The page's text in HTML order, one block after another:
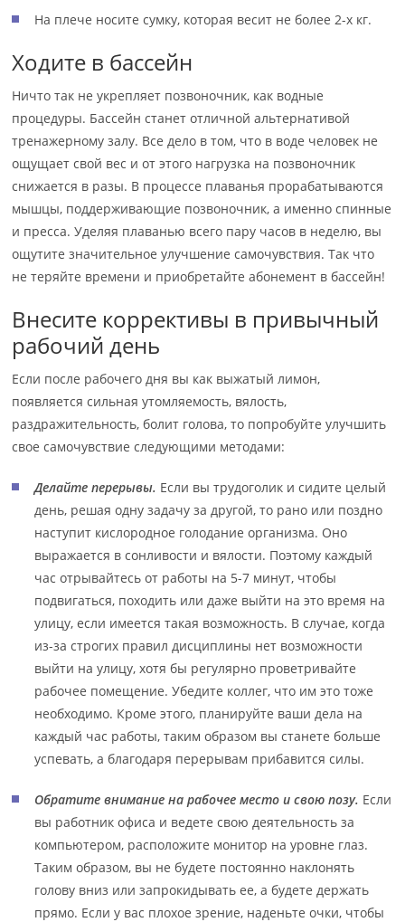
На плече носите сумку, которая весит не более 2-х кг.
Ходите в бассейн
Ничто так не укрепляет позвоночник, как водные
процедуры. Бассейн станет отличной альтернативой
тренажерному залу. Все дело в том, что в воде человек не
ощущает свой вес и от этого нагрузка на позвоночник
снижается в разы. В процессе плаванья прорабатываются
мышцы, поддерживающие позвоночник, а именно спинные
и пресса. Уделяя плаванью всего пару часов в неделю, вы
ощутите значительное улучшение самочувствия. Так что
не теряйте времени и приобретайте абонемент в бассейн!
Внесите коррективы в привычный
рабочий день
Если после рабочего дня вы как выжатый лимон,
появляется сильная утомляемость, вялость,
раздражительность, болит голова, то попробуйте улучшить
свое самочувствие следующими методами:
Делайте перерывы. Если вы трудоголик и сидите целый
день, решая одну задачу за другой, то рано или поздно
наступит кислородное голодание организма. Оно
выражается в сонливости и вялости. Поэтому каждый
час отрывайтесь от работы на 5-7 минут, чтобы
подвигаться, походить или даже выйти на это время на
улицу, если имеется такая возможность. В случае, когда
из-за строгих правил дисциплины нет возможности
выйти на улицу, хотя бы регулярно проветривайте
рабочее помещение. Убедите коллег, что им это тоже
необходимо. Кроме этого, планируйте ваши дела на
каждый час работы, таким образом вы станете больше
успевать, а благодаря перерывам прибавится силы.
Обратите внимание на рабочее место и свою позу. Если
вы работник офиса и ведете свою деятельность за
компьютером, расположите монитор на уровне глаз.
Таким образом, вы не будете постоянно наклонять
голову вниз или запрокидывать ее, а будете держать
прямо. Если у вас плохое зрение, наденьте очки, чтобы